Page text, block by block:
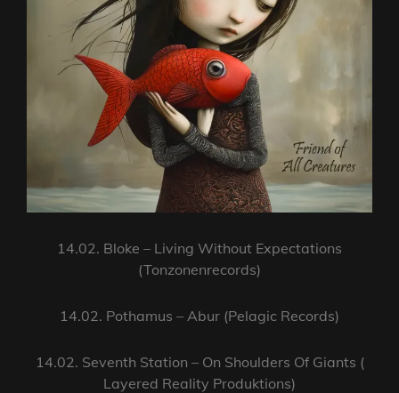
14.02. Bloke – Living Without Expectations
(Tonzonenrecords)
14.02. Pothamus – Abur (Pelagic Records)
14.02. Seventh Station – On Shoulders Of Giants (
Layered Reality Produktions)